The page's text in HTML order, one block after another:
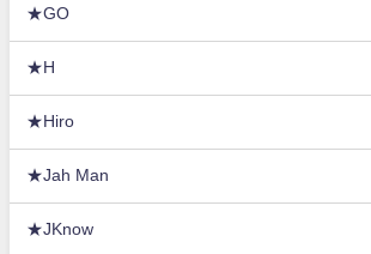
★GO
★H
★Hiro
★Jah Man
★JKnow